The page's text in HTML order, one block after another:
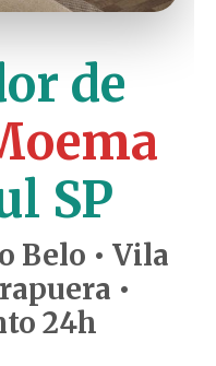
de
SP
Belo • Vila
•
24h